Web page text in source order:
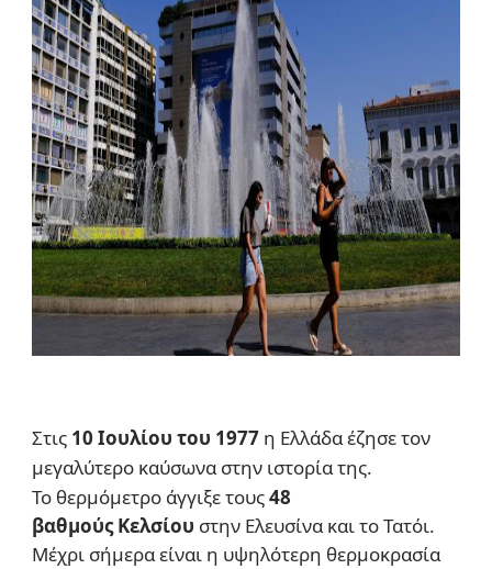
Στις10 Ιουλίου του 1977 η Ελλάδα έζησε τον
μεγαλύτερο καύσωνα στην ιστορία της.
Το θερμόμετρο άγγιξε τους48
βαθμούς Κελσίου στην Ελευσίνα και το Τατόι.
Μέχρι σήμερα είναι η υψηλότερη θερμοκρασία